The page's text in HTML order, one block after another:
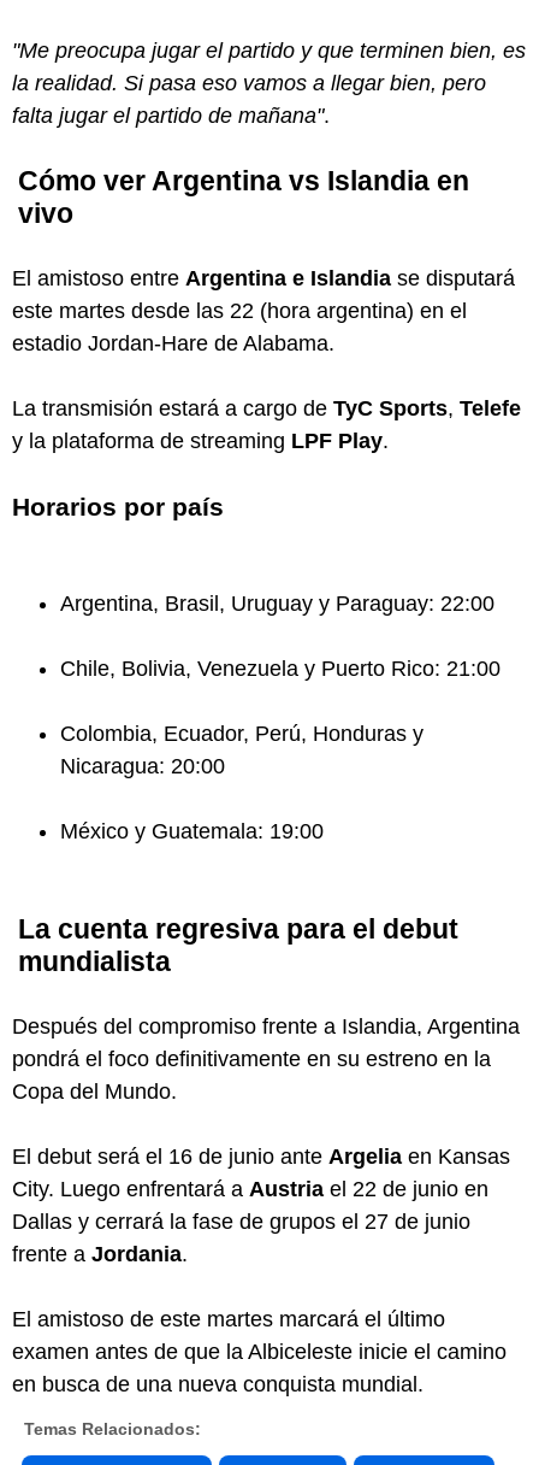
"Me preocupa jugar el partido y que terminen bien, es
la realidad. Si pasa eso vamos a llegar bien, pero
falta jugar el partido de mañana".
Cómo ver Argentina vs Islandia en
vivo
El amistoso entre Argentina e Islandia se disputará
este martes desde las 22 (hora argentina) en el
estadio Jordan-Hare de Alabama.
La transmisión estará a cargo de TyC Sports, Telefe
y la plataforma de streaming LPF Play.
Horarios por país
Argentina, Brasil, Uruguay y Paraguay: 22:00
Chile, Bolivia, Venezuela y Puerto Rico: 21:00
Colombia, Ecuador, Perú, Honduras y
Nicaragua: 20:00
México y Guatemala: 19:00
La cuenta regresiva para el debut
mundialista
Después del compromiso frente a Islandia, Argentina
pondrá el foco definitivamente en su estreno en la
Copa del Mundo.
El debut será el 16 de junio ante Argelia en Kansas
City. Luego enfrentará a Austria el 22 de junio en
Dallas y cerrará la fase de grupos el 27 de junio
frente a Jordania.
El amistoso de este martes marcará el último
examen antes de que la Albiceleste inicie el camino
en busca de una nueva conquista mundial.
Temas Relacionados: